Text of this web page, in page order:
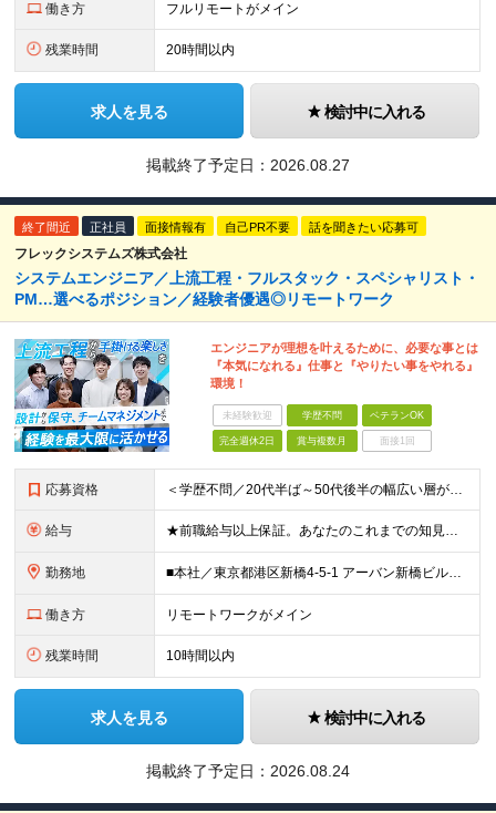
働き方 フルリモートがメイン
残業時間 20時間以内
求人を見る 検討中に入れる
掲載終了予定日： 2026.08.27
終了間近 正社員 面接情報有 自己PR不要 話を聞きたい応募可
フレックシステムズ株式会社
システムエンジニア／上流工程・フルスタック・スペシャリスト・
PM…選べるポジション／経験者優遇◎リモートワーク
エンジニアが理想を叶えるために、必要な事とは
『本気になれる』仕事と『やりたい事をやれる』
環境！
未経験歓迎 学歴不問 ベテランOK
完全週休2日 賞与複数月 面接1回
応募資格 ＜学歴不問／20代半ば～50代後半の幅広い層が活躍中＞ ■何らかのシステム開発経験をお持ちの方（年数不問） ※Java、C#、PHPなどのオブジェクト指向言語での開発経験がある方を想定しています。
給与 ★前職給与以上保証。あなたのこれまでの知見と実績を正当に評価します。 【開発技術実務経験者】 ◆月給36万円～（賞与2回/年 ＊理論年収 500万以上） ★経験者(PLクラス)は、スキルに応じて＜
勤務地 ■本社／東京都港区新橋4-5-1 アーバン新橋ビル11F ※(変更の範囲)上記を除く当社関連勤務地 【82.7％がリモートワーク／転勤なし】 本社もしくは東京都近郊の取引先での勤務となります。
働き方 リモートワークがメイン
残業時間 10時間以内
求人を見る 検討中に入れる
掲載終了予定日： 2026.08.24